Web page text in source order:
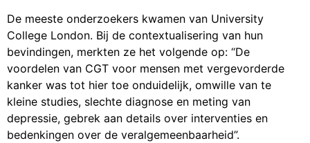
De meeste onderzoekers kwamen van University
College London. Bij de contextualisering van hun
bevindingen, merkten ze het volgende op: “De
voordelen van CGT voor mensen met vergevorderde
kanker was tot hier toe onduidelijk, omwille van te
kleine studies, slechte diagnose en meting van
depressie, gebrek aan details over interventies en
bedenkingen over de veralgemeenbaarheid”.